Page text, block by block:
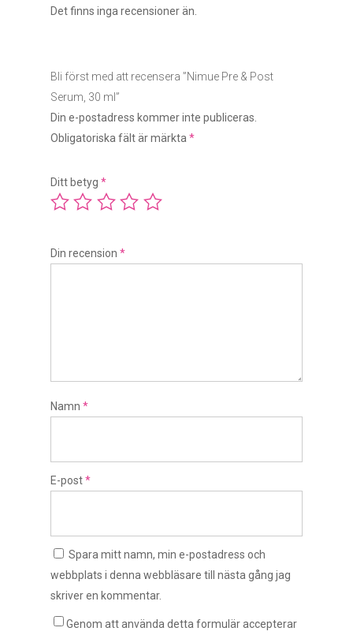
Det finns inga recensioner än.
Bli först med att recensera ”Nimue Pre & Post
Serum, 30 ml”
Din e-postadress kommer inte publiceras.
Obligatoriska fält är märkta *
Ditt betyg *
Din recension *
Namn *
E-post*
Spara mitt namn, min e-postadress och
webbplats i denna webbläsare till nästa gång jag
skriver en kommentar.
Genom att använda detta formulär accepterar